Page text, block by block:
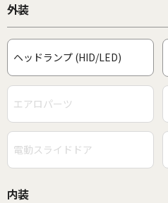
外装
ヘッドランプ (HID/LED)
エアロパーツ
電動スライドドア
内装